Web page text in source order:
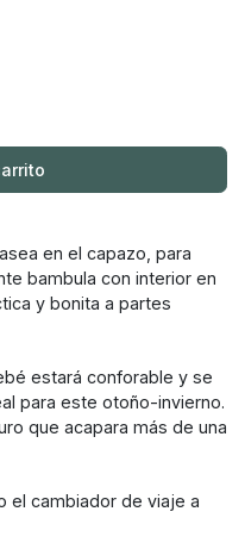
en el capazo, para
bambula con interior en
y bonita a partes
estará conforable y se
para este otoño-invierno.
que acapara más de una
el cambiador de viaje a